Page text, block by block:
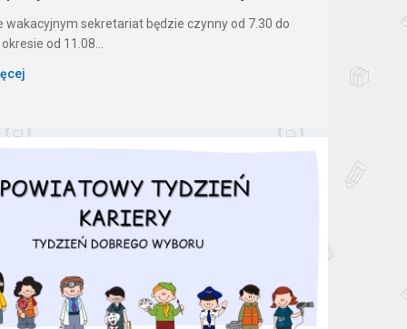
wakacyjnym sekretariat będzie czynny od 7.30 do
od 11.08...